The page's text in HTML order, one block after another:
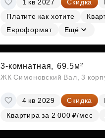
1 кв 2027 Скидка
Платите как хотите
Евроформат
Ещё
3-комнатная, 69.5м²
ЖК Симоновский Вал, 3
4 кв 2029 Скидка
Квартира за 2 000 ₽/мес